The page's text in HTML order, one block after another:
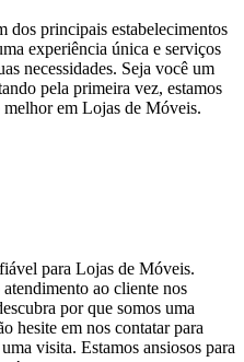
principais estabelecimentos
experiência única e serviços
necessidades. Seja você um
pela primeira vez, estamos
em Lojas de Móveis.
para Lojas de Móveis.
ao cliente nos
por que somos uma
hesite em nos contatar para
visita. Estamos ansiosos para